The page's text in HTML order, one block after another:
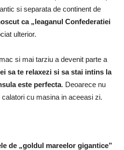
si separata de continent de
ca „leaganul Confederatiei
ulterior.
si mai tarziu a devenit parte a
sa te relaxezi si sa stai intins la
este perfecta. Deoarece nu
cu masina in aceeasi zi.
de „goldul mareelor ​​gigantice”